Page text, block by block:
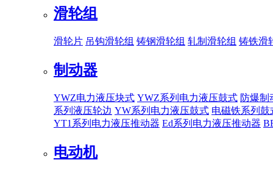
滑轮组
滑轮片 吊钩滑轮组 铸钢滑轮组 轧制滑轮组 铸铁滑
制动器
YWZ电力液压块式 YWZ系列电力液压鼓式 防爆制
系列液压轮边 YW系列电力液压鼓式 电磁铁系列鼓
YT1系列电力液压推动器 Ed系列电力液压推动器
电动机